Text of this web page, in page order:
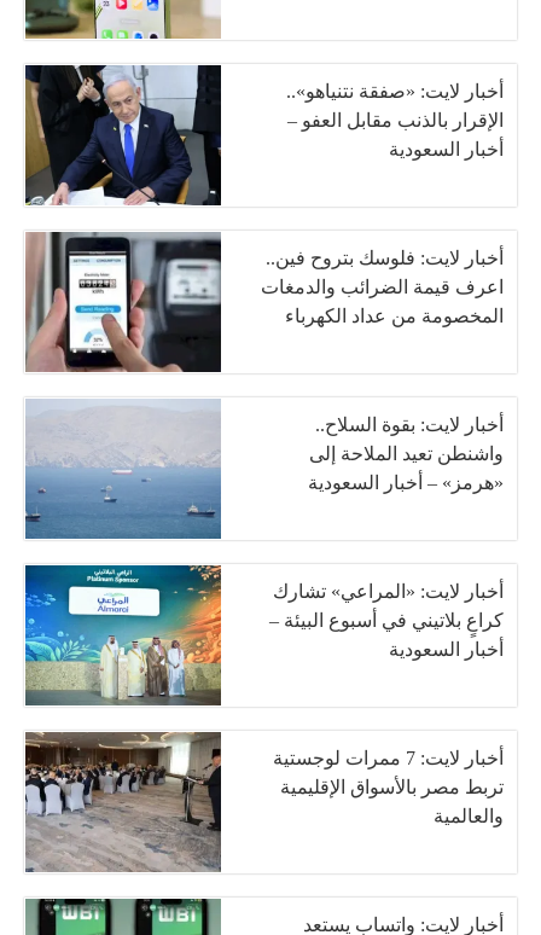
أخبار لايت: «صفقة نتنياهو»..
الإقرار بالذنب مقابل العفو –
أخبار السعودية
أخبار لايت: فلوسك بتروح فين..
اعرف قيمة الضرائب والدمغات
المخصومة من عداد الكهرباء
أخبار لايت: بقوة السلاح..
واشنطن تعيد الملاحة إلى
«هرمز» – أخبار السعودية
أخبار لايت: «المراعي» تشارك
كراعٍ بلاتيني في أسبوع البيئة –
أخبار السعودية
أخبار لايت: 7 ممرات لوجستية
تربط مصر بالأسواق الإقليمية
والعالمية
أخبار لايت: واتساب يستعد